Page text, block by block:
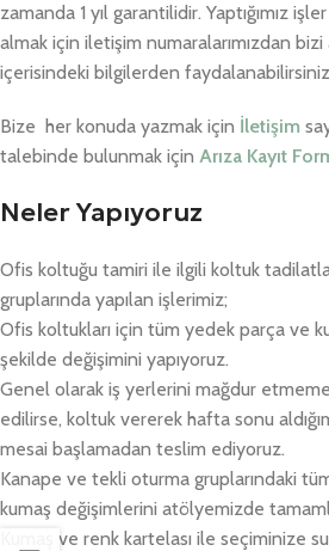
zamanda 1 yıl garantilidir. Yaptığımız
almak için iletişim numaralarımızdan
içerisindeki bilgilerden
Bize her konuda yazmak için İletişim
talebinde bulunmak için Arıza Kayıt
Neler Yapıyoruz
Ofis koltuğu tamiri ile ilgili koltuk
gruplarında yapılan işlerimiz;
Ofis koltukları için tüm yedek parça ve
şekilde değişimini yapıyoruz.
Genel olarak iş yerlerini mağdur
edilirse, koltuk vererek hafta sonu
mesai başlamadan teslim ediyoruz.
Kanape ve tekli oturma gruplarındaki
kumaş değişimlerini atölyemizde
Kumaş ve renk kartelası ile seçiminize